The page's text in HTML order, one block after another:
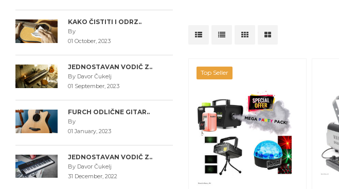
KAKO ČISTITI I ODRZ..
By
01 October, 2023
JEDNOSTAVAN VODIČ Z..
By Davor Čukelj
01 September, 2023
FURCH ODLIČNE GITAR..
By
01 January, 2023
JEDNOSTAVAN VODIČ Z..
By Davor Čukelj
31 December, 2022
Top Seller